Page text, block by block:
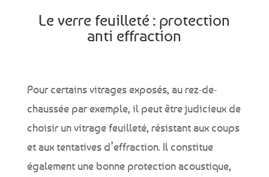
Le verre feuilleté : protection
anti effraction
Pour certains vitrages exposés, au rez-de-
chaussée par exemple, il peut être judicieux de
choisir un vitrage feuilleté, résistant aux coups
et aux tentatives d’effraction. Il constitue
également une bonne protection acoustique,